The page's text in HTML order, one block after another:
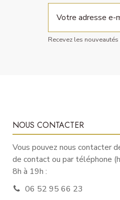
Recevez les
NOUS CONTACTER
Vous pouvez nous contacter
de contact ou par téléphone
8h à 19h :
06 52 95 66 23